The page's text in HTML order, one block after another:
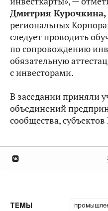
Дмитрия Курочкина,
региональных
следует проводить
по сопровождению
обязательную
с инвесторами.
В заседании приняли
объединений
сообщества,
ТЕМЫ